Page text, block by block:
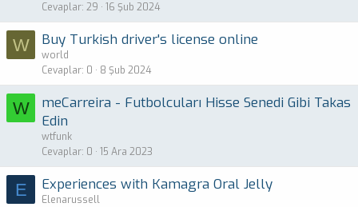
Cevaplar 29 16 Şub 2024
W Buy Turkish driver's license online
world
Cevaplar 0 8 Şub 2024
W
meCarreira - Futbolcuları Hisse Senedi Gibi Takas
Edin
wtfunk
Cevaplar 0 15 Ara 2023
E Experiences with Kamagra Oral Jelly
Elenarussell